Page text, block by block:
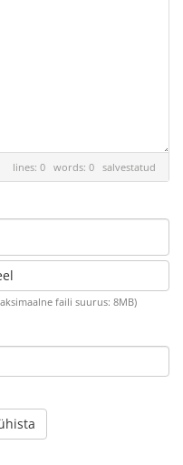
lines: 0 words: 0 salvestatud
faili suurus: 8MB)